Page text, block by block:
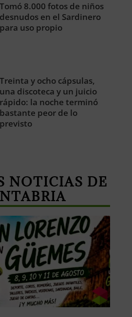
Tomó 8.000 fotos de niños
desnudos en el Sardinero
para uso propio
Treinta y ocho cápsulas,
una discoteca y un juicio
rápido: la noche terminó
bastante peor de lo
previsto
NOTICIAS DE